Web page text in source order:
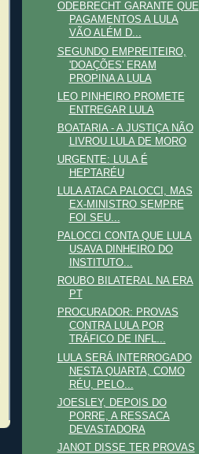
ODEBRECHT GARANTE QUE
PAGAMENTOS A LULA
VÃO ALÉM D...
SEGUNDO EMPREITEIRO,
'DOAÇÕES' ERAM
PROPINA A LULA
LEO PINHEIRO PROMETE
ENTREGAR LULA
BOATARIA - A JUSTIÇA NÃO
LIVROU LULA DE MORO
URGENTE: LULA É
HEPTARÉU
LULA ATACA PALOCCI, MAS
EX-MINISTRO SEMPRE
FOI SEU...
PALOCCI CONTA QUE LULA
USAVA DINHEIRO DO
INSTITUTO...
ROUBO BILATERAL NA ERA
PT
PROCURADOR: PROVAS
CONTRA LULA POR
TRÁFICO DE INFL...
LULA SERÁ INTERROGADO
NESTA QUARTA, COMO
RÉU, PELO...
JOESLEY, DEPOIS DO
PORRE, A RESSACA
DEVASTADORA
JANOT DISSE TER PROVAS